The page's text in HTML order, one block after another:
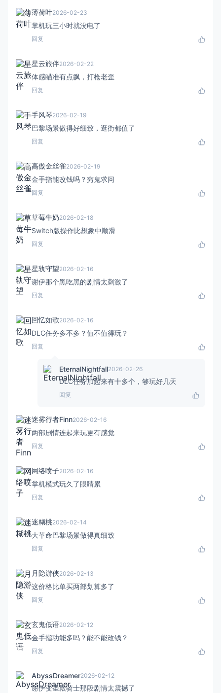
薄荷叶2026-02-23
掌机玩三小时就没电了
回复
星云旅伴2026-02-22
体感瞄准有点飘，打枪老歪
回复
手风琴2026-02-19
巴黎场景做得好细致，逛街都值了
回复
高傲金丝雀2026-02-19
金手指能改钱吗？穷鬼求问
回复
草莓牛奶2026-02-18
Switch版操作比想象中顺滑
回复
星轨守望2026-02-16
谢伊那个黑吃黑的剧情太刺激了
回复
回忆如歌2026-02-16
DLC任务多不多？值不值得玩？
回复
EternalNightfall2026-02-26
DLC任务加起来有十多个，够玩好几天
回复
迷雾行者Finn2026-02-16
两部剧情连起来玩更有感觉
回复
网络喷子2026-02-16
掌机模式玩久了眼睛累
回复
迷糊桃2026-02-14
大革命巴黎场景做得真细致
回复
月隐游侠2026-02-13
这价格比单买两部划算多了
回复
玄鬼低语2026-02-12
金手指功能多吗？能不能改钱？
回复
AbyssDreamer2026-02-12
谢伊变圣殿骑士那段剧情太震撼了